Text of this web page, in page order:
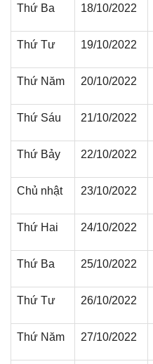
Thứ Ba 18/10/2022
Thứ Tư 19/10/2022
Thứ Năm 20/10/2022
Thứ Sáu 21/10/2022
Thứ Bảy 22/10/2022
Chủ nhật 23/10/2022
Thứ Hai 24/10/2022
Thứ Ba 25/10/2022
Thứ Tư 26/10/2022
Thứ Năm 27/10/2022